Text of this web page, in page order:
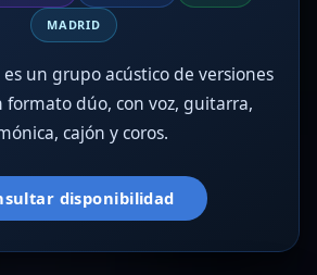
MADRID
un grupo acústico de versiones
dúo, con voz, guitarra,
cajón y coros.
disponibilidad